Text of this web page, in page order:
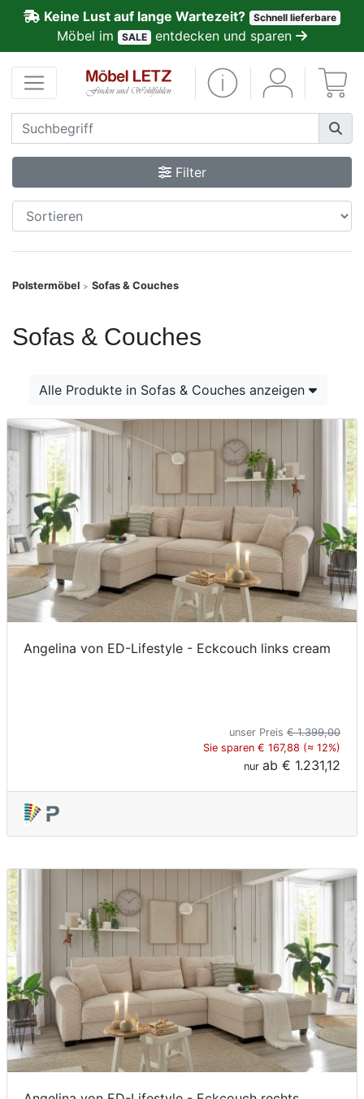
Keine Lust auf lange Wartezeit? Schnell lieferbare
Möbel im SALE entdecken und sparen
Filter
Polstermöbel > Sofas & Couches
Sofas & Couches
Alle Produkte in Sofas & Couches anzeigen
Angelina von ED-Lifestyle - Eckcouch links cream
unser Preis € 1.399,00
Sie sparen € 167,88 (≈ 12%)
nur ab € 1.231,12
Kundenmeinungen
Anmelden
PREMIUM
Schnell
lieferbar
SALE
Möbel-
Finanzierung
Markenwelt
Letz-
Deals